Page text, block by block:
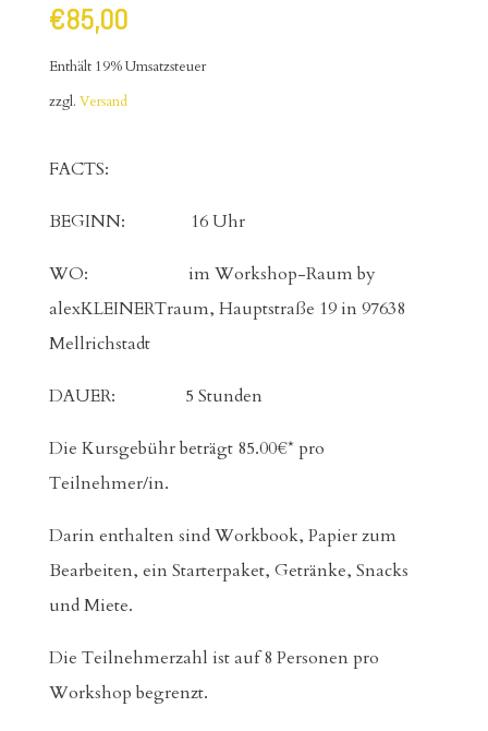
€85,00
Enthält 19% Umsatzsteuer
zzgl. Versand
FACTS:
BEGINN: 16 Uhr
WO: im Workshop-Raum by
alexKLEINERTraum, Hauptstraße 19 in 97638
Mellrichstadt
DAUER: 5 Stunden
Die Kursgebühr beträgt 85.00€* pro
Teilnehmer/in.
Darin enthalten sind Workbook, Papier zum
Bearbeiten, ein Starterpaket, Getränke, Snacks
und Miete.
Die Teilnehmerzahl ist auf 8 Personen pro
Workshop begrenzt.